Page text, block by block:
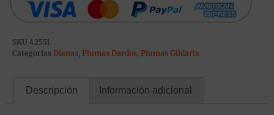
SKU 42551
Categorías Dianas, Plumas Dardos, Plumas Gildarts
Descripción Información adicional